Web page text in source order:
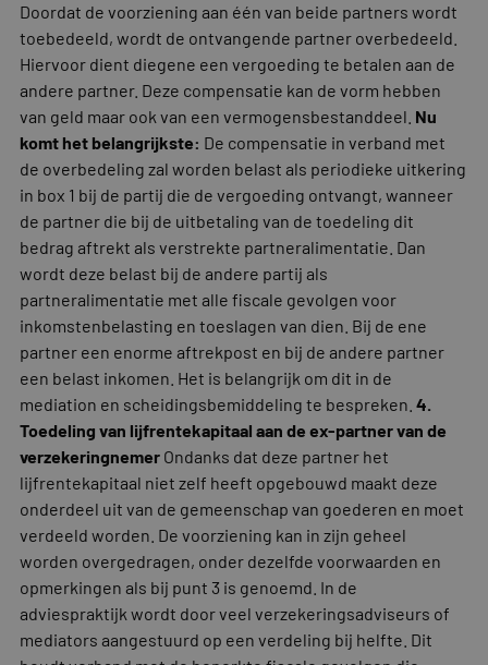
Doordat de voorziening aan één van beide partners wordt
toebedeeld, wordt de ontvangende partner overbedeeld.
Hiervoor dient diegene een vergoeding te betalen aan de
andere partner. Deze compensatie kan de vorm hebben
van geld maar ook van een vermogensbestanddeel. Nu
komt het belangrijkste: De compensatie in verband met
de overbedeling zal worden belast als periodieke uitkering
in box 1 bij de partij die de vergoeding ontvangt, wanneer
de partner die bij de uitbetaling van de toedeling dit
bedrag aftrekt als verstrekte partneralimentatie. Dan
wordt deze belast bij de andere partij als
partneralimentatie met alle fiscale gevolgen voor
inkomstenbelasting en toeslagen van dien. Bij de ene
partner een enorme aftrekpost en bij de andere partner
een belast inkomen. Het is belangrijk om dit in de
mediation en scheidingsbemiddeling te bespreken. 4.
Toedeling van lijfrentekapitaal aan de ex-partner van de
verzekeringnemer Ondanks dat deze partner het
lijfrentekapitaal niet zelf heeft opgebouwd maakt deze
onderdeel uit van de gemeenschap van goederen en moet
verdeeld worden. De voorziening kan in zijn geheel
worden overgedragen, onder dezelfde voorwaarden en
opmerkingen als bij punt 3 is genoemd. In de
adviespraktijk wordt door veel verzekeringsadviseurs of
mediators aangestuurd op een verdeling bij helfte. Dit